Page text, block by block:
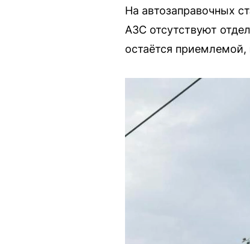
На автозаправочных
АЗС отсутствуют
остаётся